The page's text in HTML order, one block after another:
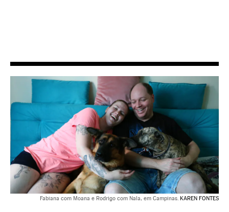
Fabiana com Moana e Rodrigo com Nala, em Campinas. KAREN FONTES